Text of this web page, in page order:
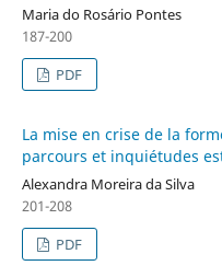
Maria do Rosário Pontes
187-200
PDF
La mise en crise de la
parcours et inquiétudes
Alexandra Moreira da Silva
201-208
PDF